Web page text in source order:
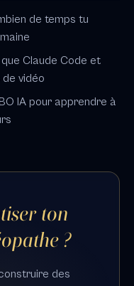
de temps tu
Claude Code et
vidéo
IA pour apprendre à
ton
?
des